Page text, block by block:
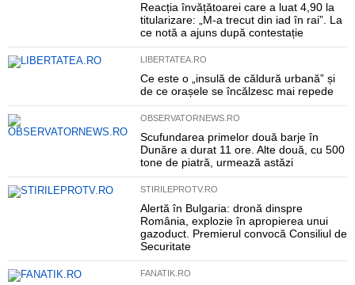
Reacția învățătoarei care a luat 4,90 la
titularizare: „M-a trecut din iad în rai”. La
ce notă a ajuns după contestație
LIBERTATEA.RO
Ce este o „insulă de căldură urbană” și
de ce orașele se încălzesc mai repede
OBSERVATORNEWS.RO
Scufundarea primelor două barje în
Dunăre a durat 11 ore. Alte două, cu 500
tone de piatră, urmează astăzi
STIRILEPROTV.RO
Alertă în Bulgaria: dronă dinspre
România, explozie în apropierea unui
gazoduct. Premierul convocă Consiliul de
Securitate
FANATIK.RO